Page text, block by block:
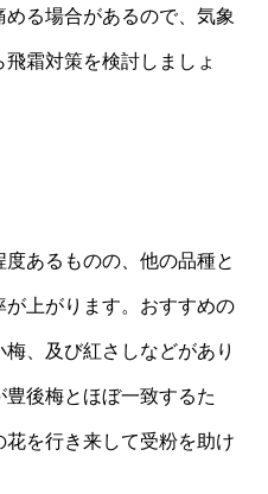
る場合があるので、気象
霜対策を検討しましょ
あるものの、他の品種と
上がります。おすすめの
、及び紅さしなどがあり
後梅とほぼ一致するた
を行き来して受粉を助け